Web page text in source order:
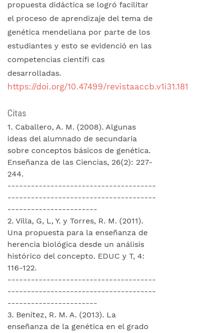
propuesta didáctica se logró facilitar
el proceso de aprendizaje del tema de
genética mendeliana por parte de los
estudiantes y esto se evidenció en las
competencias científi cas
desarrolladas.
https://doi.org/10.47499/revistaaccb.v1i31.181
Citas
1. Caballero, A. M. (2008). Algunas
ideas del alumnado de secundaria
sobre conceptos básicos de genética.
Enseñanza de las Ciencias, 26(2): 227-
244.
--------------------------------------
--------------------------------------
-----------------------
2. Villa, G, L, Y. y Torres, R. M. (2011).
Una propuesta para la enseñanza de
herencia biológica desde un análisis
histórico del concepto. EDUC y T, 4:
116-122.
--------------------------------------
--------------------------------------
-----------------------
3. Benítez, R. M. A. (2013). La
enseñanza de la genética en el grado